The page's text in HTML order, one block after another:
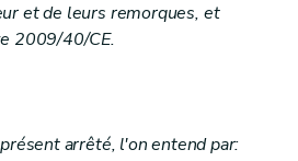
et de leurs remorques, et
2009/40/CE.
arrêté, l'on entend par: